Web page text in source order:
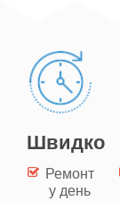
Швидко
Ремонт
у день